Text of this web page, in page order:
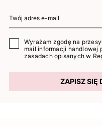
Wyrażam zgodę na
mail informacji handlowej
zasadach opisanych w
ZAPISZ SIĘ